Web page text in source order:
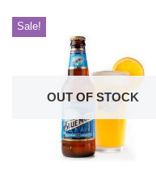
OUT OF STOCK
Sale!